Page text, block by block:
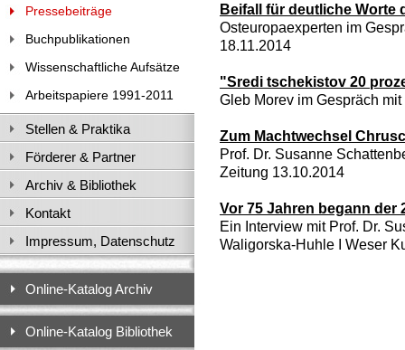
Beifall für deutliche Worte
Osteuropaexperten im
18.11.2014
"Sredi tschekistov 20
Gleb Morev im Gespräch
Zum Machtwechsel
Prof. Dr. Susanne
Zeitung 13.10.2014
Vor 75 Jahren begann der
Ein Interview mit Prof. Dr.
Waligorska-Huhle I Weser
Pressebeiträge
Buchpublikationen
Wissenschaftliche Aufsätze
Arbeitspapiere 1991-2011
Stellen & Praktika
Förderer & Partner
Archiv & Bibliothek
Kontakt
Impressum, Datenschutz
Online-Katalog Archiv
Online-Katalog Bibliothek